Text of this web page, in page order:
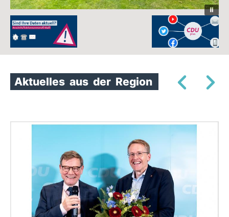
Aktuelles aus der Region